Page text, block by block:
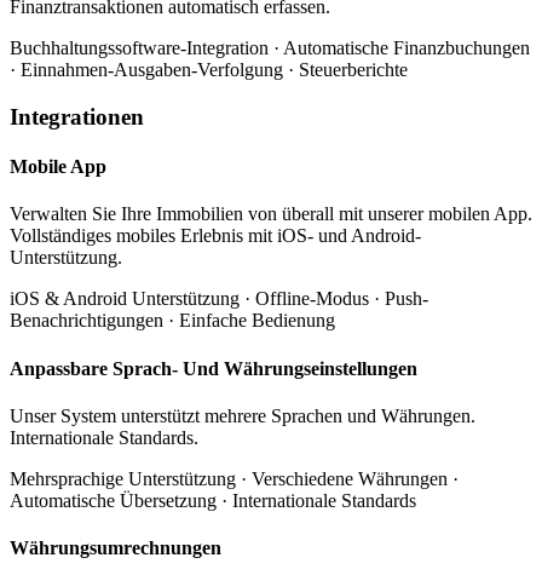
Finanztransaktionen automatisch erfassen.
Buchhaltungssoftware-Integration · Automatische Finanzbuchungen
· Einnahmen-Ausgaben-Verfolgung · Steuerberichte
Integrationen
Mobile App
Verwalten Sie Ihre Immobilien von überall mit unserer mobilen App.
Vollständiges mobiles Erlebnis mit iOS- und Android-
Unterstützung.
iOS & Android Unterstützung · Offline-Modus · Push-
Benachrichtigungen · Einfache Bedienung
Anpassbare Sprach- Und Währungseinstellungen
Unser System unterstützt mehrere Sprachen und Währungen.
Internationale Standards.
Mehrsprachige Unterstützung · Verschiedene Währungen ·
Automatische Übersetzung · Internationale Standards
Währungsumrechnungen